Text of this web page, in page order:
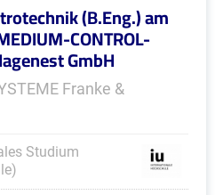
(B.Eng.) am
CONTROL-
GmbH
Franke &
Studium